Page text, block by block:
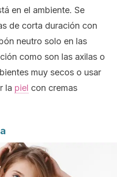
en el ambiente. Se
de corta duración con
neutro solo en las
como son las axilas o
muy secos o usar
la piel con cremas